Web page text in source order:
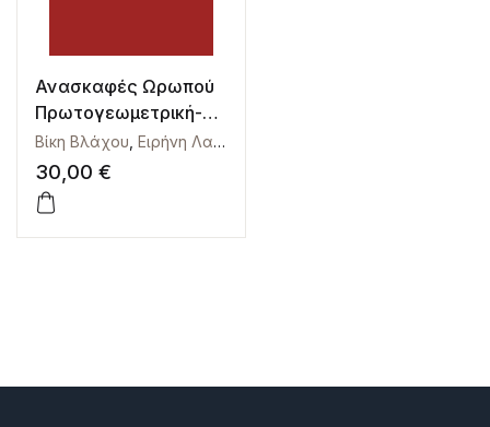
Ανασκαφές Ωρωπού
Πρωτογεωμετρική-
Υποπρωτογεωμετρικ
ή Περίοδος (10ος –
9ος αι. π.Χ.)
Βίκη Βλάχου Ειρήνη Λαιμού
30,00 €